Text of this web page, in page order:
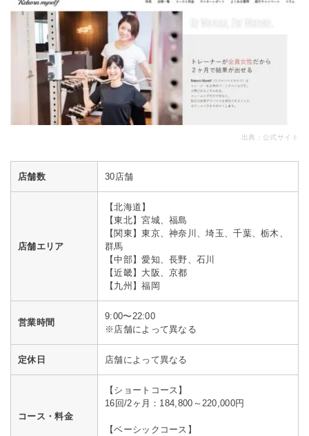
出典： 公式サイト
店舗数 30店舗
店舗エリア
【北海道】
【東北】宮城、福島
【関東】東京、神奈川、埼玉、千葉、栃木、
群馬
【中部】愛知、長野、石川
【近畿】大阪、京都
【九州】福岡
営業時間
9:00〜22:00
※店舗によって異なる
定休日 店舗によって異なる
コース・料金
【ショートコース】
16回/2ヶ月：184,800～220,000円
【ベーシックコース】